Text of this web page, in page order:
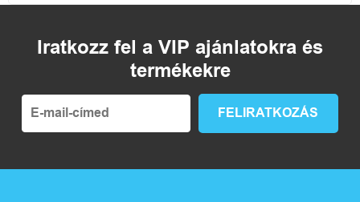
Iratkozz fel a VIP ajánlatokra és
termékekre